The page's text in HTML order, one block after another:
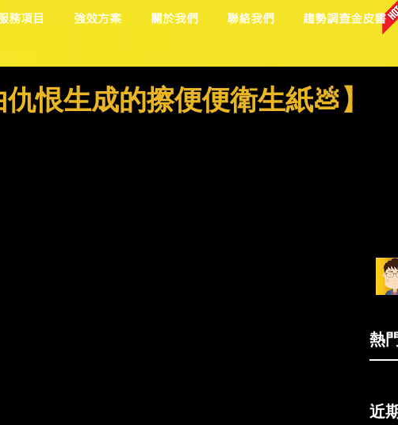
務項目 強效方案 關於我們 聯絡我們 趨勢調查金皮書
仇恨生成的擦便便衛生紙💩】
熱
近